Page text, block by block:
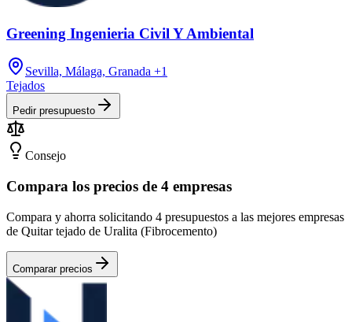
Greening Ingenieria Civil Y Ambiental
Sevilla, Málaga, Granada +1
Tejados
Pedir presupuesto
Consejo
Compara los precios de 4 empresas
Compara y ahorra solicitando 4 presupuestos a las mejores empresas
de Quitar tejado de Uralita (Fibrocemento)
Comparar precios